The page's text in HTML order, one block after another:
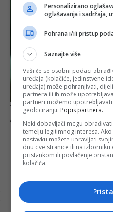
Matursko veče
Personalizirano
oglašavanja i sadržaja,
Pohrana i/ili pristup
Saznajte više
Vaši će se osobni podaci
uređaja (kolačiće, jedinstvene
uređaja) može pohranjivati,
partnera ili ih može
partneri možemo
geolociranju. Popis partnera.
Neki dobavljači mogu
temelju legitimnog interesa. Ako
nastavku možete upravljati
dnu ove stranice ili na izborniku
pristankom ili povlačenje
kolačića.